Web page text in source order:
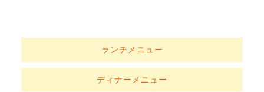
ランチメニュー
ディナーメニュー